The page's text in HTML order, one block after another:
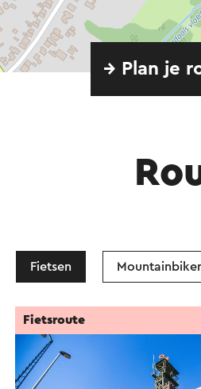
→ Plan je
Fietsen
Fietsroute